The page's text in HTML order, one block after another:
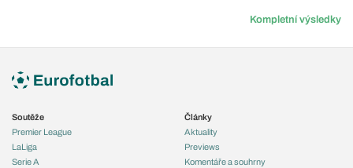
Kompletní výsledky
Soutěže
Premier League
LaLiga
Serie A
Články
Aktuality
Previews
Komentáře a souhrny